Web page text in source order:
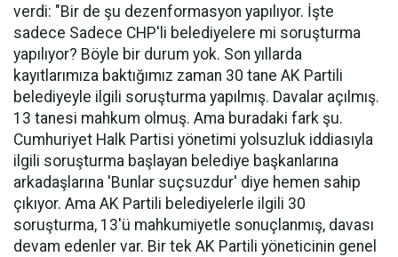
verdi: "Bir de şu dezenformasyon yapılıyor. İşte
sadece Sadece CHP'li belediyelere mi soruşturma
yapılıyor? Böyle bir durum yok. Son yıllarda
kayıtlarımıza baktığımız zaman 30 tane AK Partili
belediyeyle ilgili soruşturma yapılmış. Davalar açılmış.
13 tanesi mahkum olmuş. Ama buradaki fark şu.
Cumhuriyet Halk Partisi yönetimi yolsuzluk iddiasıyla
ilgili soruşturma başlayan belediye başkanlarına
arkadaşlarına 'Bunlar suçsuzdur' diye hemen sahip
çıkıyor. Ama AK Partili belediyelerle ilgili 30
soruşturma, 13'ü mahkumiyetle sonuçlanmış, davası
devam edenler var. Bir tek AK Partili yöneticinin genel